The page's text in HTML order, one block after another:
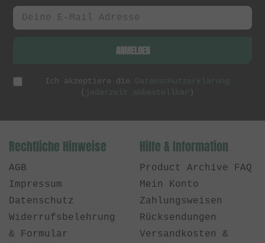
ANMELDEN
Ich akzeptiere die
Datenschutzerklärung
(
jederzeit abbestellbar )
Rechtliche Hinweise
AGB
Impressum
Datenschutz
Widerrufsbelehrung
& Formular
Hilfe & Information
Product Archive FAQ
Mein Konto
Zahlungsweisen
Rücksendungen
Versandkosten &